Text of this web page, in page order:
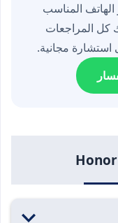
المناسب
كل المراجعات
مجانية.